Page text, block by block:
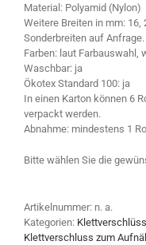
Material: Polyamid (Nylon)
Weitere Breiten in mm: 16,
Sonderbreiten auf Anfrage.
Farben: laut Farbauswahl,
Waschbar: ja
Ökotex Standard 100: ja
In einen Karton können 6
verpackt werden.
Abnahme: mindestens 1
Bitte wählen Sie die
Artikelnummer: n. a.
Kategorien:
Klettverschluss zum